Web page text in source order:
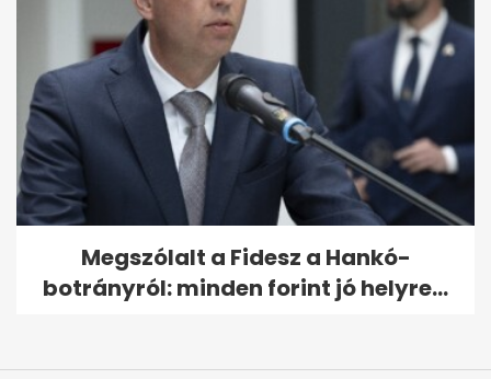
Megszólalt a Fidesz a Hankó-
botrányról: minden forint jó helyre...